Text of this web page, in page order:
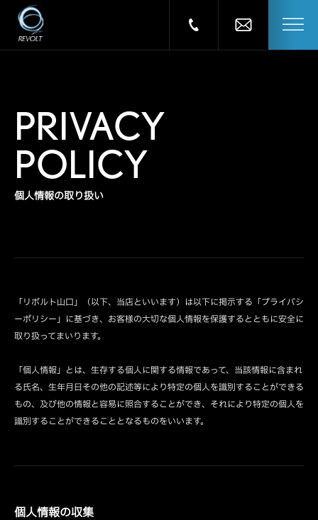
PRIVACY
POLICY
個人情報の取り扱い
「リボルト山口」（以下、当店といいます）は以下に掲示する「プライバシ
ーポリシー」に基づき、お客様の大切な個人情報を保護するとともに安全に
取り扱ってまいります。
「個人情報」とは、生存する個人に関する情報であって、当該情報に含まれ
る氏名、生年月日その他の記述等により特定の個人を識別することができる
もの、及び他の情報と容易に照合することができ、それにより特定の個人を
識別することができることとなるものをいいます。
個人情報の収集